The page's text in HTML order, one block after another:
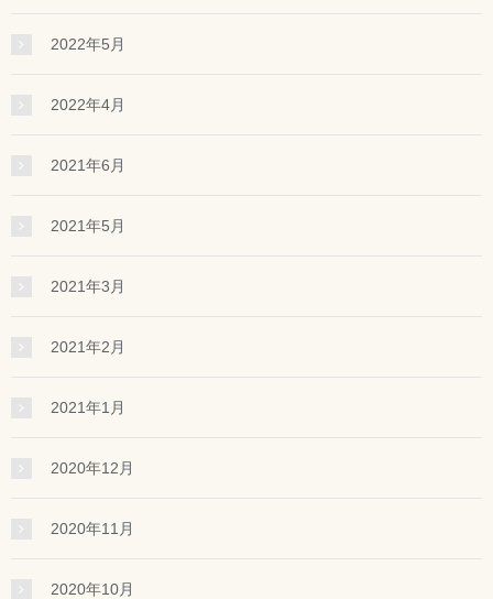
2022年5月
2022年4月
2021年6月
2021年5月
2021年3月
2021年2月
2021年1月
2020年12月
2020年11月
2020年10月